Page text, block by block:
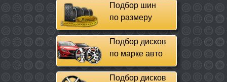
Подбор шин
по размеру
Подбор дисков
по марке авто
Подбор дисков